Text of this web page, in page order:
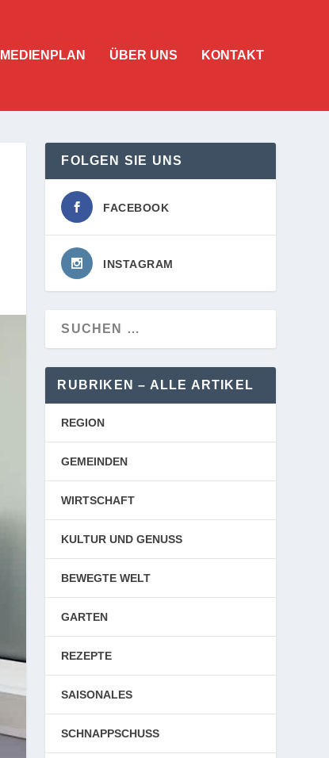
ÜBER UNS KONTAKT
FOLGEN SIE UNS
FACEBOOK
INSTAGRAM
RUBRIKEN – ALLE ARTIKEL
REGION
GEMEINDEN
WIRTSCHAFT
KULTUR UND GENUSS
BEWEGTE WELT
GARTEN
REZEPTE
SAISONALES
SCHNAPPSCHUSS